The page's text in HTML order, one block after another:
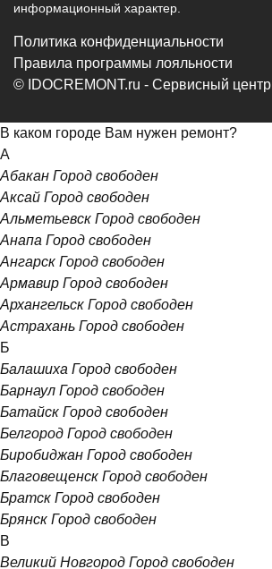
информационный характер.
Политика конфиденциальности
Правила программы лояльности
© IDOCREMONT.ru - Сервисный центр
В каком городе Вам нужен ремонт?
А
Абакан Город свободен
Аксай Город свободен
Альметьевск Город свободен
Анапа Город свободен
Ангарск Город свободен
Армавир Город свободен
Архангельск Город свободен
Астрахань Город свободен
Б
Балашиха Город свободен
Барнаул Город свободен
Батайск Город свободен
Белгород Город свободен
Биробиджан Город свободен
Благовещенск Город свободен
Братск Город свободен
Брянск Город свободен
В
Великий Новгород Город свободен